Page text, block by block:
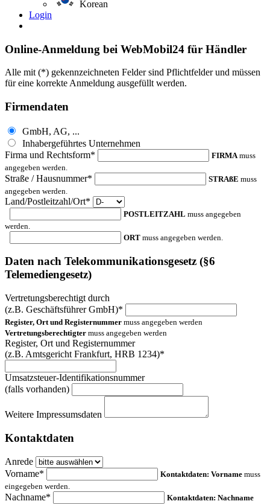
Korean
Login
Online-Anmeldung bei WebMobil24 für Händler
Alle mit (*) gekennzeichneten Felder sind Pflichtfelder und müssen
für eine korrekte Anmeldung ausgefüllt werden.
Firmendaten
GmbH, AG, ...
Inhabergeführtes Unternehmen
Firma und Rechtsform*
FIRMA muss
angegeben werden.
Straße / Hausnummer* STRAßE muss
angegeben werden.
Land/Postleitzahl/Ort*
POSTLEITZAHL muss angegeben
werden.
ORT muss angegeben werden.
Daten nach Telekommunikationsgesetz (§6
Telemediengesetz)
Vertretungsberechtigt durch
(z.B. Geschäftsführer GmbH)*
Register, Ort und Registernummer muss angegeben werden
Vertretungsberechtigter muss angegeben werden
Register, Ort und Registernummer
(z.B. Amtsgericht Frankfurt, HRB 1234)*
Umsatzsteuer-Identifikationsnummer
(falls vorhanden)
Weitere Impressumsdaten
Kontaktdaten
Anrede
Vorname*
Kontaktdaten: Vorname muss
eingegeben werden.
Nachname*
Kontaktdaten: Nachname